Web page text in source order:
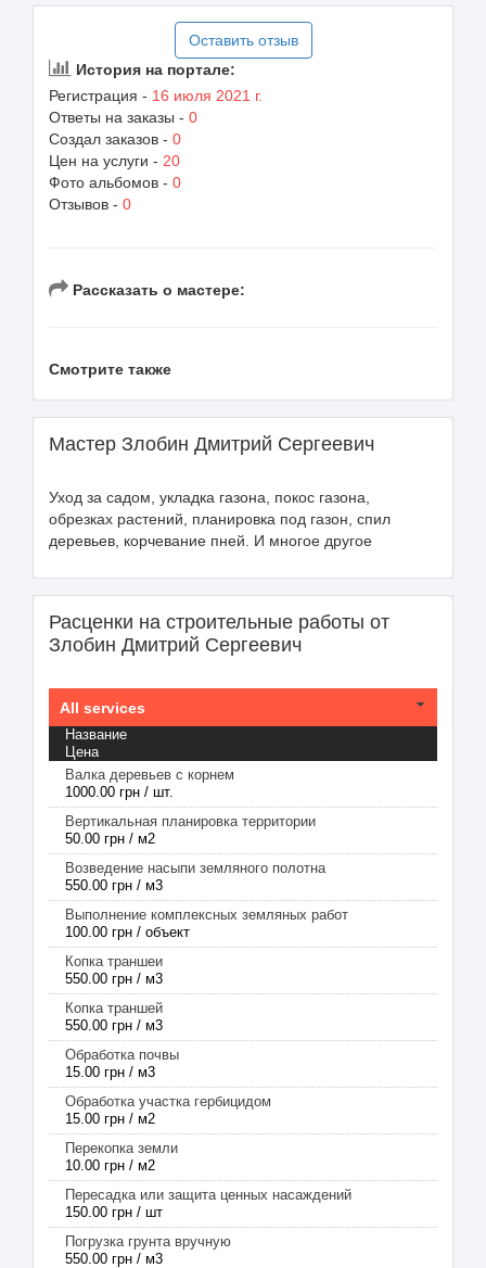
Оставить отзыв
История на портале:
Регистрация - 16 июля 2021 г.
Ответы на заказы - 0
Создал заказов - 0
Цен на услуги - 20
Фото альбомов - 0
Отзывов - 0
Рассказать о мастере:
Смотрите также
Мастер Злобин Дмитрий Сергеевич
Уход за садом, укладка газона, покос газона,
обрезках растений, планировка под газон, спил
деревьев, корчевание пней. И многое другое
Расценки на строительные работы от
Злобин Дмитрий Сергеевич
All services
Название
Цена
Валка деревьев с корнем
1000.00 грн / шт.
Вертикальная планировка территории
50.00 грн / м2
Возведение насыпи земляного полотна
550.00 грн / м3
Выполнение комплексных земляных работ
100.00 грн / объект
Копка траншеи
550.00 грн / м3
Копка траншей
550.00 грн / м3
Обработка почвы
15.00 грн / м3
Обработка участка гербицидом
15.00 грн / м2
Перекопка земли
10.00 грн / м2
Пересадка или защита ценных насаждений
150.00 грн / шт
Погрузка грунта вручную
550.00 грн / м3